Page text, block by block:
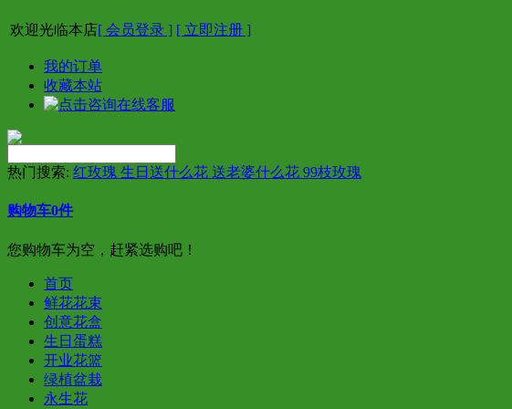
欢迎光临本店[ 会员登录 ] [ 立即注册 ]
我的订单
收藏本站
热门搜索: 红玫瑰 生日送什么花 送老婆什么花 99枝玫瑰
购物车0件
您购物车为空，赶紧选购吧！
首页
鲜花花束
创意花盒
生日蛋糕
开业花篮
绿植盆栽
永生花